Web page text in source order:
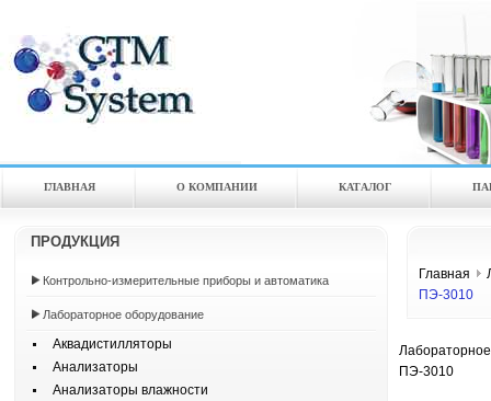
ГЛАВНАЯ О КОМПАНИИ КАТАЛOГ
ПРОДУКЦИЯ
Контрольно-измерительные приборы и автоматика
Лабораторное оборудование
Аквадистилляторы
Анализаторы
Анализаторы влажности
Главная
ПЭ-3010
ПЭ-3010